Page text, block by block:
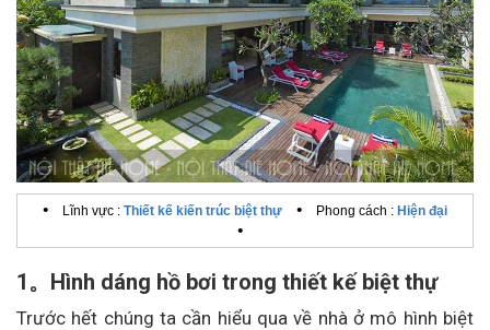
• Lĩnh vực : Thiết kế kiến trúc biệt thự • Phong cách : Hiện đại
•
1。Hình dáng hồ bơi trong thiết kế biệt thự
Trước hết chúng ta cần hiểu qua về nhà ở mô hình biệt